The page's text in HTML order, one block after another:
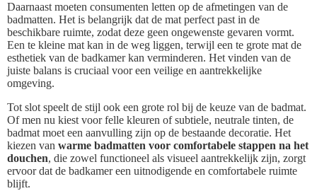
Daarnaast moeten consumenten letten op de afmetingen van de
badmatten. Het is belangrijk dat de mat perfect past in de
beschikbare ruimte, zodat deze geen ongewenste gevaren vormt.
Een te kleine mat kan in de weg liggen, terwijl een te grote mat de
esthetiek van de badkamer kan verminderen. Het vinden van de
juiste balans is cruciaal voor een veilige en aantrekkelijke
omgeving.
Tot slot speelt de stijl ook een grote rol bij de keuze van de badmat.
Of men nu kiest voor felle kleuren of subtiele, neutrale tinten, de
badmat moet een aanvulling zijn op de bestaande decoratie. Het
kiezen van warme badmatten voor comfortabele stappen na het
douchen, die zowel functioneel als visueel aantrekkelijk zijn, zorgt
ervoor dat de badkamer een uitnodigende en comfortabele ruimte
blijft.